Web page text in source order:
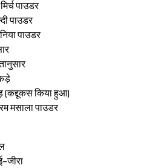
Sign in
पाउडर
पाउडर
पाउडर
(कद्दूकस किया हुआ)
मसाला पाउडर
जीरा